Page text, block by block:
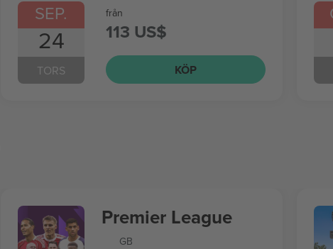
SEP.
24
TORS
från
113 US$
KÖP
Premier League
GB